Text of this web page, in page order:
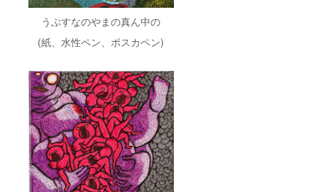
うぶすなのやまの真ん中の
(紙、水性ペン、ポスカペン)